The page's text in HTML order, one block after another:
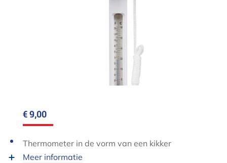
€ 9,00
Thermometer in de vorm van een kikker
Meer informatie